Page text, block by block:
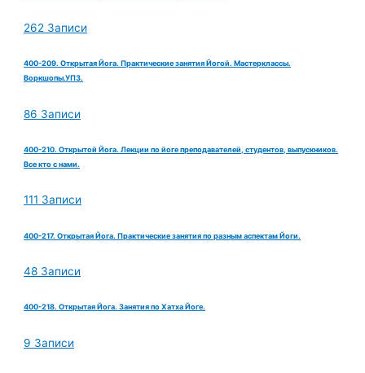
262 Записи
400-209. Открытая Йога. Практические занятия Йогой. Мастерклассы.
Воркшопы.УПЗ.
86 Записи
400-210. Открытой Йога. Лекции по йоге преподавателей, студентов, выпускников.
Все кто с нами.
111 Записи
400-217. Открытая Йога. Практические занятия по разным аспектам Йоги.
48 Записи
400-218. Открытая Йога. Занятия по Хатха Йоге.
9 Записи